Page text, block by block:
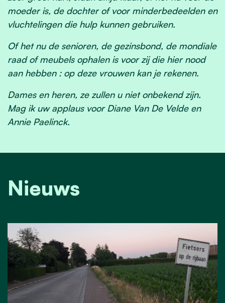
moeder is, de dochter of voor minderbedeelden en
vluchtelingen die hulp kunnen gebruiken.
Of het nu de senioren, de gezinsbond, de mondiale
raad of meubels ophalen is voor zij die hier nood
aan hebben : op deze vrouwen kan je rekenen.
Dames en heren, ze zullen u niet onbekend zijn.
Mag ik uw applaus voor Diane Van De Velde en
Annie Paelinck.
Nieuws